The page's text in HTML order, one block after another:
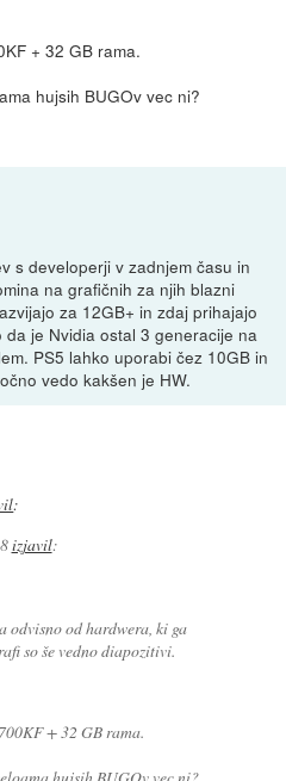
+ 32 GB rama.
hujsih BUGOv vec ni?
s developerji v zadnjem času in
na grafičnih za njih blazni
za 12GB+ in zdaj prihajajo
da je Nvidia ostal 3 generacije na
PS5 lahko uporabi čez 10GB in
vedo kakšen je HW.
:
izjavil:
odvisno od hardwera, ki ga
so še vedno diapozitivi.
+ 32 GB rama.